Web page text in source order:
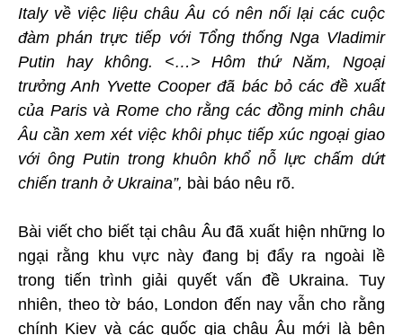
Italy về việc liệu châu Âu có nên nối lại các cuộc
đàm phán trực tiếp với Tổng thống Nga Vladimir
Putin hay không. <…> Hôm thứ Năm, Ngoại
trưởng Anh Yvette Cooper đã bác bỏ các đề xuất
của Paris và Rome cho rằng các đồng minh châu
Âu cần xem xét việc khôi phục tiếp xúc ngoại giao
với ông Putin trong khuôn khổ nỗ lực chấm dứt
chiến tranh ở Ukraina”, bài báo nêu rõ.
Bài viết cho biết tại châu Âu đã xuất hiện những lo
ngại rằng khu vực này đang bị đẩy ra ngoài lề
trong tiến trình giải quyết vấn đề Ukraina. Tuy
nhiên, theo tờ báo, London đến nay vẫn cho rằng
chính Kiev và các quốc gia châu Âu mới là bên